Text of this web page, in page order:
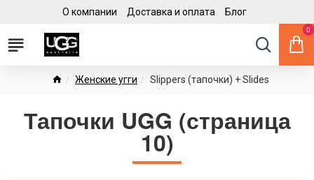
О компании Доставка и оплата Блог
0
Женские угги Slippers (тапочки) + Slides
Тапочки UGG (страница
10)